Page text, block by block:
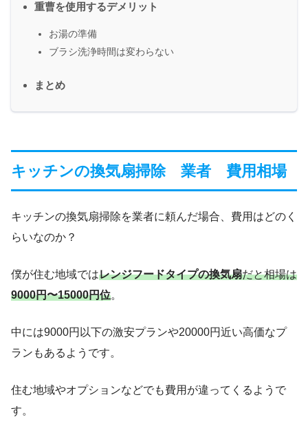
重曹を使用するデメリット
お湯の準備
ブラシ洗浄時間は変わらない
まとめ
キッチンの換気扇掃除 業者 費用相場
キッチンの換気扇掃除を業者に頼んだ場合、費用はどのく
らいなのか？
僕が住む地域ではレンジフードタイプの換気扇だと相場は
9000円〜15000円位。
中には9000円以下の激安プランや20000円近い高価なプ
ランもあるようです。
住む地域やオプションなどでも費用が違ってくるようで
す。